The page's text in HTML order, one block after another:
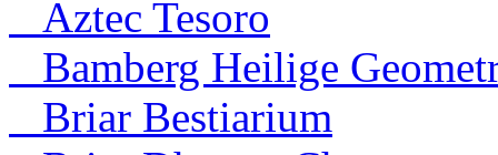
Aztec Tesoro
Bamberg Heilige
Briar Bestiarium